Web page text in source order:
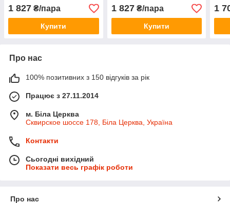
1 827 ₴/пара
Купити
1 827₴/пара
Купити
1
Про нас
100% позитивних з 150 відгуків за рік
Працює з 27.11.2014
м. Біла Церква
Сквирское шоссе 178, Біла Церква, Україна
Контакти
Сьогодні вихідний
Показати весь графік роботи
Про нас